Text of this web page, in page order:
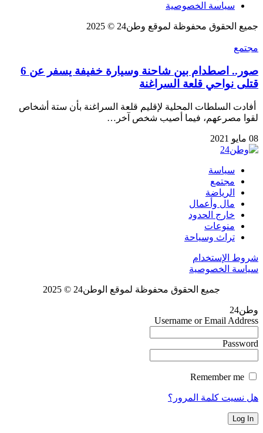
سياسة الخصوصية
جميع الحقوق محفوظة لموقع وطن24 © 2025
مجتمع
صور.. اصطدام بين شاحنة وسيارة خفيفة يسفر عن 6
قتلى نواحي قلعة السراغنة
أفادت السلطات المحلية لإقليم قلعة السراغنة بأن ستة أشخاص
لقوا مصرعهم، فيما أصيب شخص آخر…
08 مايو 2021
سياسة
مجتمع
الرياضة
مال وأعمال
خارج الحدود
منوعات
تراث وسياحة
شروط الإستخدام
سياسة الخصوصية
جميع الحقوق محفوظة لموقع الوطن24 © 2025
وطن24
Username or Email Address
Password
هل نسيت كلمة المرور؟